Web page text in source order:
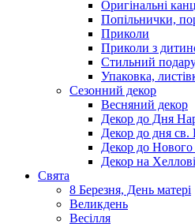
Оригінальні
Попільнички,
Приколи
Приколи з
Стильний
Упаковка,
Сезонний декор
Весняний декор
Декор до Дня
Декор до дня св.
Декор до Нового
Декор на
Свята
8 Березня, День матері
Великдень
Весілля